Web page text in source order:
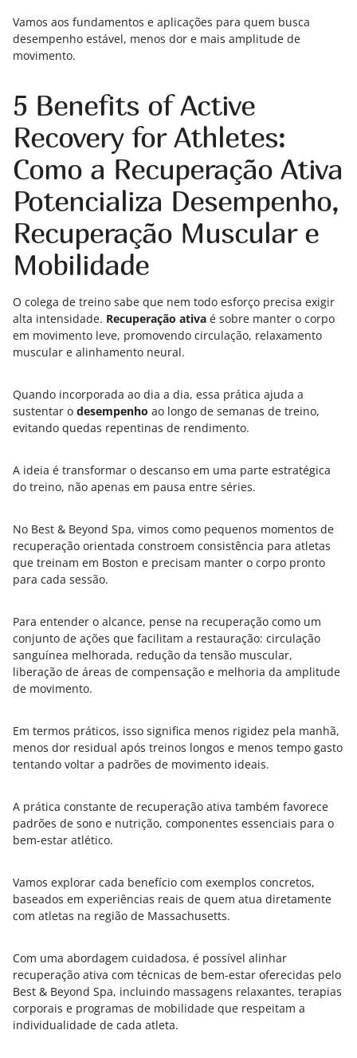
Vamos aos fundamentos e aplicações para quem busca
desempenho estável, menos dor e mais amplitude de
movimento.
5 Benefits of Active
Recovery for Athletes:
Como a Recuperação Ativa
Potencializa Desempenho,
Recuperação Muscular e
Mobilidade
O colega de treino sabe que nem todo esforço precisa exigir
alta intensidade. Recuperação ativa é sobre manter o corpo
em movimento leve, promovendo circulação, relaxamento
muscular e alinhamento neural.
Quando incorporada ao dia a dia, essa prática ajuda a
sustentar o desempenho ao longo de semanas de treino,
evitando quedas repentinas de rendimento.
A ideia é transformar o descanso em uma parte estratégica
do treino, não apenas em pausa entre séries.
No Best & Beyond Spa, vimos como pequenos momentos de
recuperação orientada constroem consistência para atletas
que treinam em Boston e precisam manter o corpo pronto
para cada sessão.
Para entender o alcance, pense na recuperação como um
conjunto de ações que facilitam a restauração: circulação
sanguínea melhorada, redução da tensão muscular,
liberação de áreas de compensação e melhoria da amplitude
de movimento.
Em termos práticos, isso significa menos rigidez pela manhã,
menos dor residual após treinos longos e menos tempo gasto
tentando voltar a padrões de movimento ideais.
A prática constante de recuperação ativa também favorece
padrões de sono e nutrição, componentes essenciais para o
bem-estar atlético.
Vamos explorar cada benefício com exemplos concretos,
baseados em experiências reais de quem atua diretamente
com atletas na região de Massachusetts.
Com uma abordagem cuidadosa, é possível alinhar
recuperação ativa com técnicas de bem‑estar oferecidas pelo
Best & Beyond Spa, incluindo massagens relaxantes, terapias
corporais e programas de mobilidade que respeitam a
individualidade de cada atleta.